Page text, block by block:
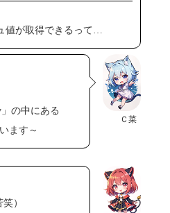
値が取得できるって…
Ｃ菜
の中にある
ます～
）